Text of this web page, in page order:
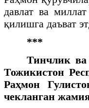
давлат ва
қилишга даъват
***
Тинчлик
Тожикистон
Раҳмон
чекланган